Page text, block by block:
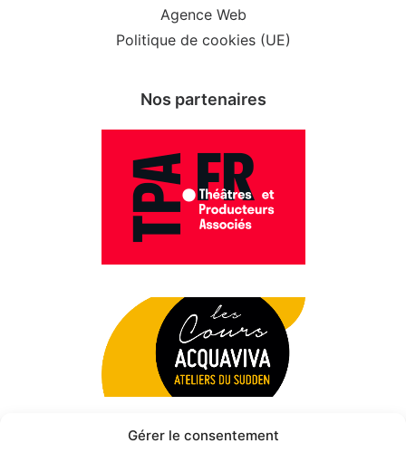
Gérer le consentement
Agence Web
Politique de cookies (UE)
Nos partenaires